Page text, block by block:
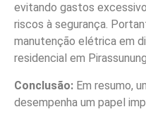
evitando gastos
riscos à segurança.
manutenção elétrica em
residencial em
Conclusão: Em resumo,
desempenha um papel